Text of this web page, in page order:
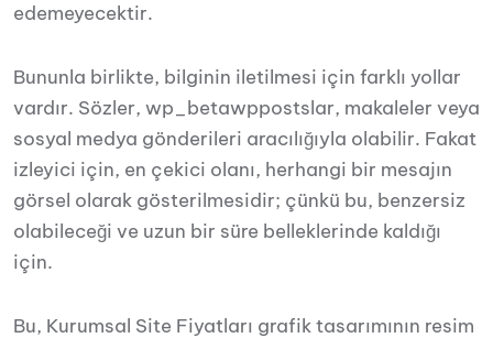
edemeyecektir.
Bununla birlikte, bilginin iletilmesi için farklı yollar
vardır. Sözler, wp_betawppostslar, makaleler veya
sosyal medya gönderileri aracılığıyla olabilir. Fakat
izleyici için, en çekici olanı, herhangi bir mesajın
görsel olarak gösterilmesidir; çünkü bu, benzersiz
olabileceği ve uzun bir süre belleklerinde kaldığı
için.
Bu, Kurumsal Site Fiyatları grafik tasarımının resim